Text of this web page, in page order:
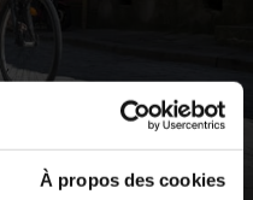
À propos des cookies
à Nantes